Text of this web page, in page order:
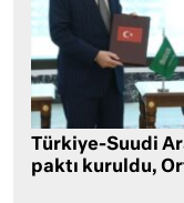
Türkiye-Suudi
paktı kuruldu,